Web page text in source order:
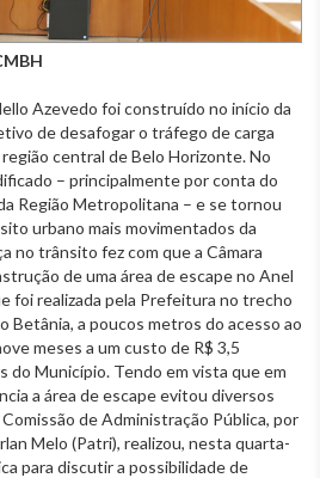
Azevedo foi construído no início da
de desafogar o tráfego de carga
central de Belo Horizonte. No
– principalmente por conta do
Região Metropolitana – e se tornou
urbano mais movimentados da
no trânsito fez com que a Câmara
de uma área de escape no Anel
foi realizada pela Prefeitura no trecho
Betânia, a poucos metros do acesso ao
meses a um custo de R$ 3,5
do Município. Tendo em vista que em
a área de escape evitou diversos
de Administração Pública, por
Melo (Patri), realizou, nesta quarta-
para discutir a possibilidade de